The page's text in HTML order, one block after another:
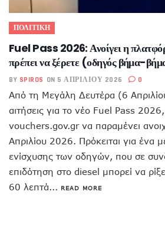
ΠΟΛΙΤΙΚΗ
Fuel Pass 2026: Ανοίγει η
πρέπει να ξέρετε (οδηγός βήμα-
BY SPIROS ON 5 ΑΠΡΙΛΊΟΥ 2026 0
Από τη Μεγάλη Δευτέρα (6
αιτήσεις για το νέο Fuel Pass
vouchers.gov.gr να παραμένει
Απριλίου 2026. Πρόκειται για ένα
ενίσχυσης των οδηγών, που σε
επιδότηση στο diesel μπορεί να
60 λεπτά... READ MORE